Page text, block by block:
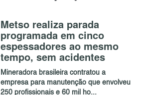
Metso realiza parada
programada em cinco
espessadores ao mesmo
tempo, sem acidentes
Mineradora brasileira contratou a
empresa para manutenção que envolveu
250 profissionais e 60 mil ho...